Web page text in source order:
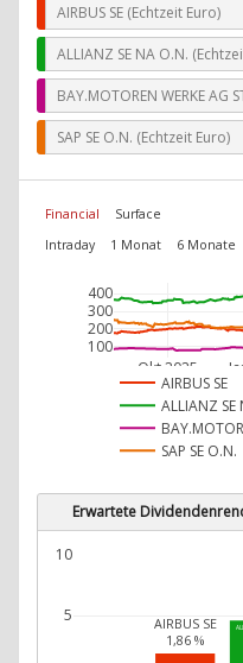
AIRBUS SE (Echtzeit Euro)
ALLIANZ SE NA O.N.
BAY.MOTOREN WERKE AG
SAP SE O.N. (Echtzeit Euro)
Financial
Surface
Intraday
1 Monat 6 Monate
Okt 2025
100
200
300
400
AIRBUS SE
ALLIANZ SE
SAP SE O.N.
Erwartete
AIRBUS SE
1,86 %
5
10